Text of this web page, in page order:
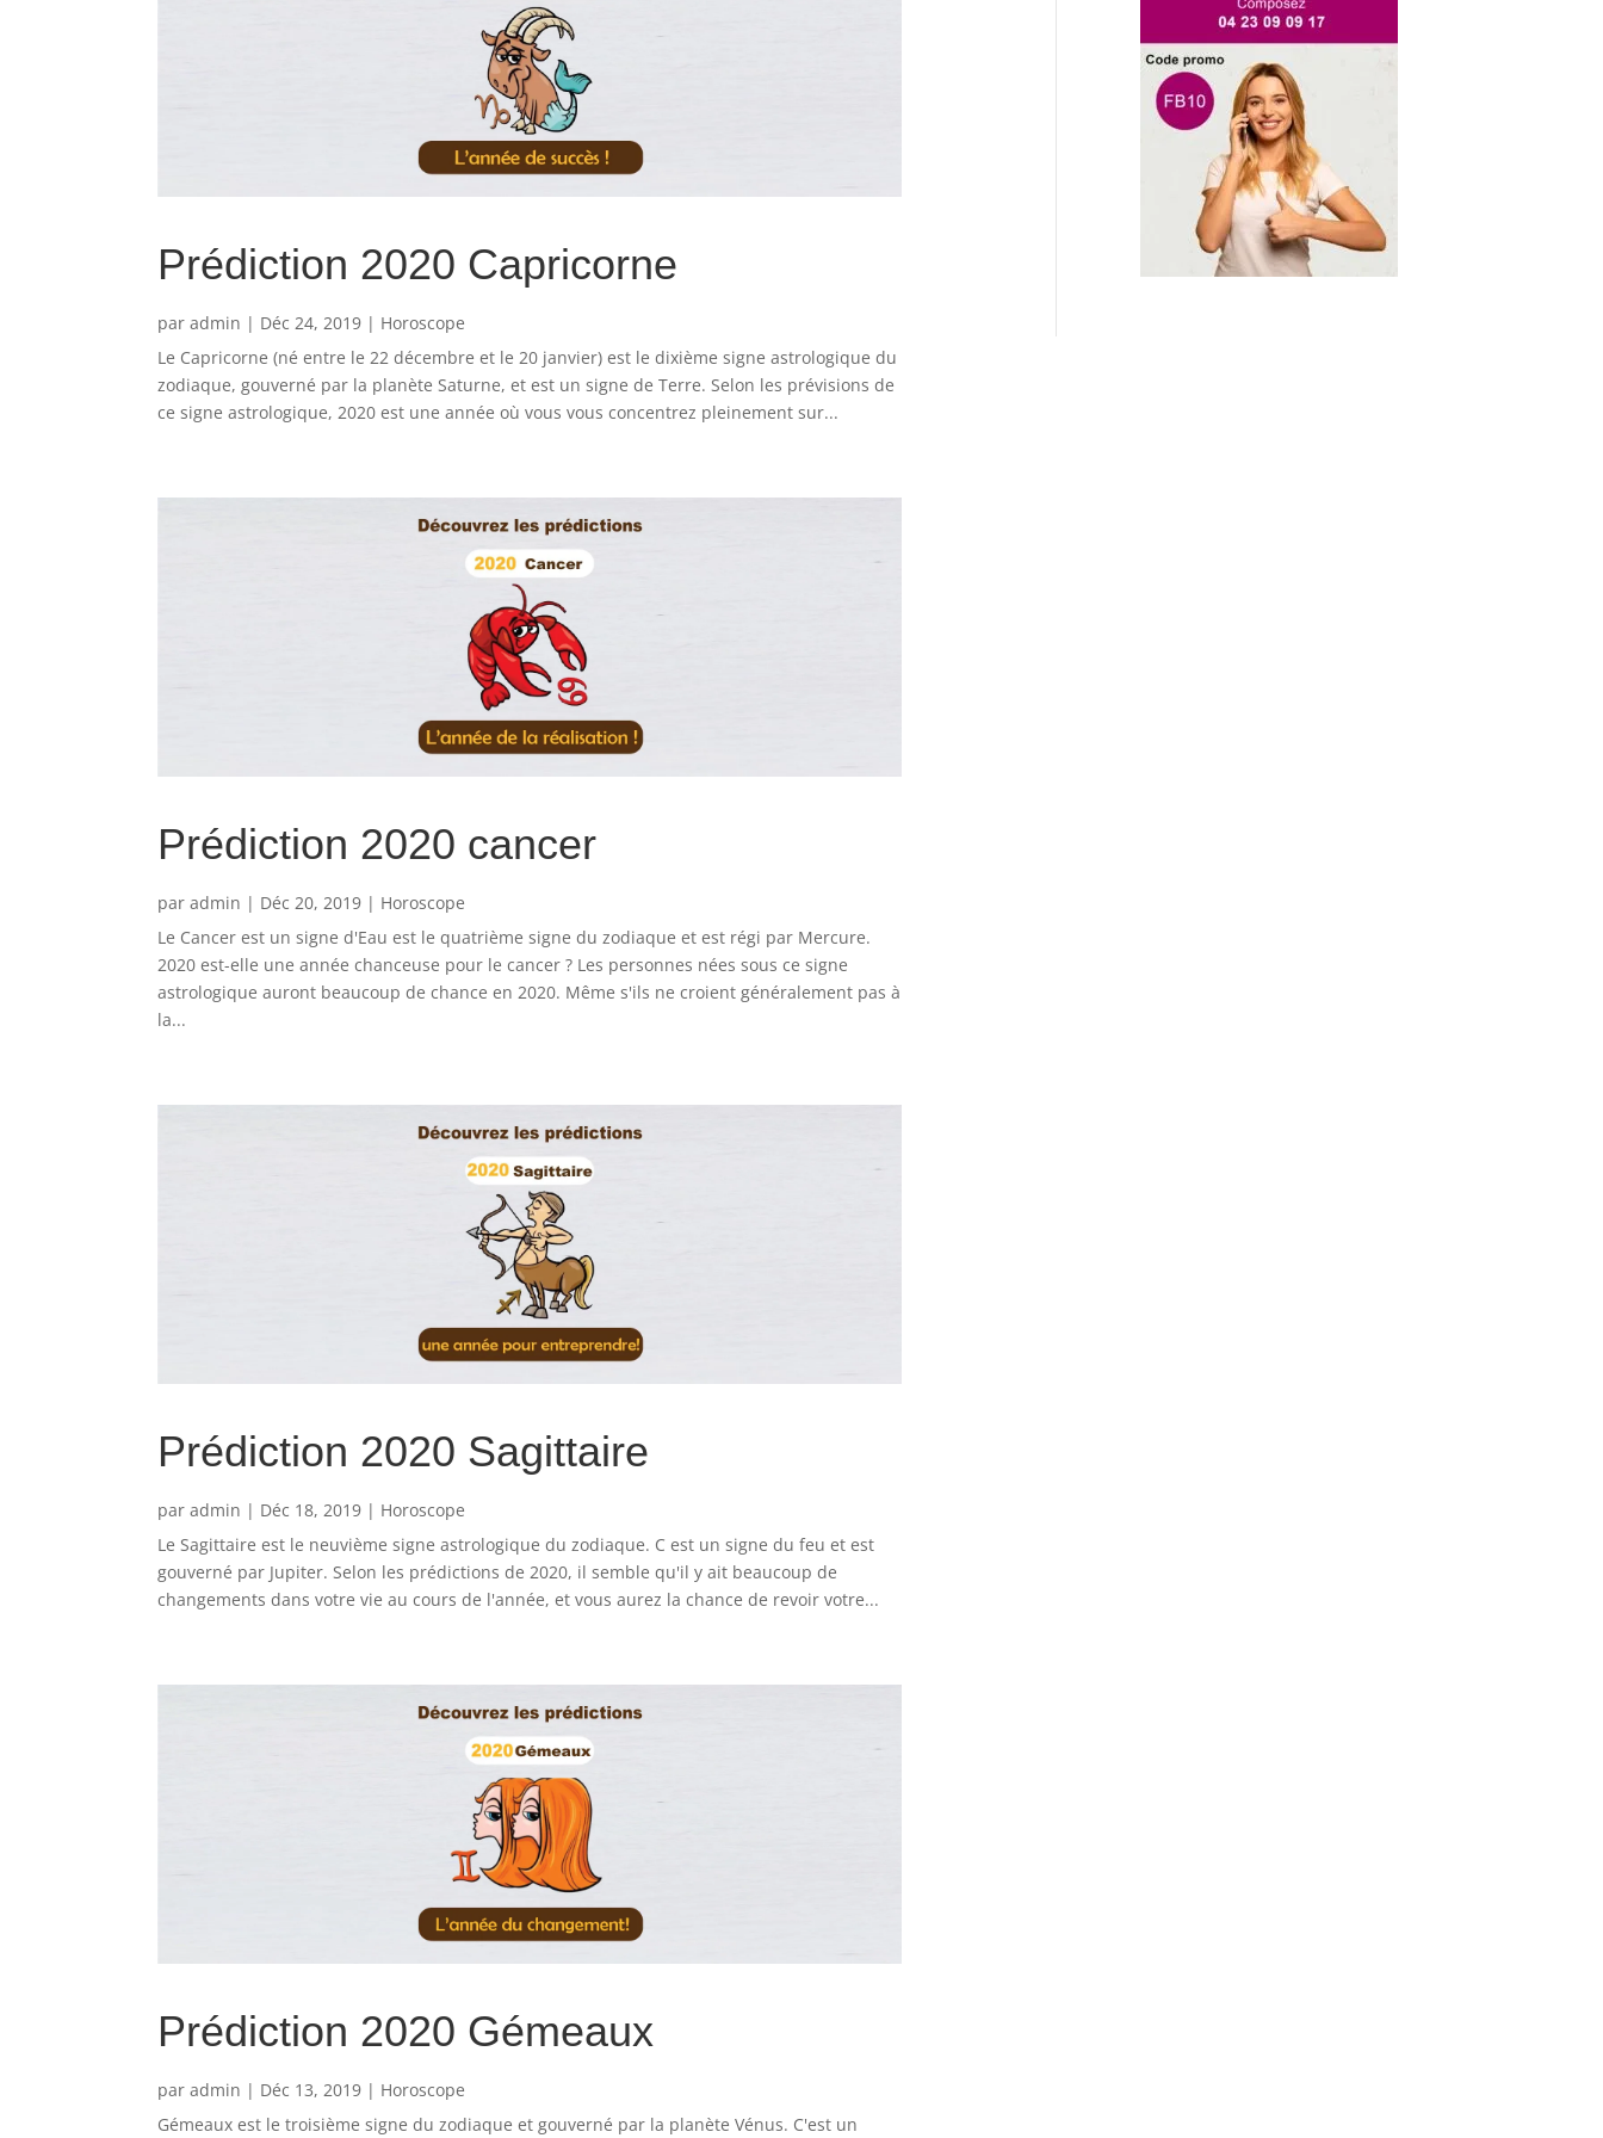
Prédiction 2020 Capricorne
par admin | Déc 24, 2019 | Horoscope
Le Capricorne (né entre le 22 décembre et le 20 janvier) est le dixième signe astrologique du
zodiaque, gouverné par la planète Saturne, et est un signe de Terre. Selon les prévisions de
ce signe astrologique, 2020 est une année où vous vous concentrez pleinement sur...
Prédiction 2020 cancer
par admin | Déc 20, 2019 | Horoscope
Le Cancer est un signe d'Eau est le quatrième signe du zodiaque et est régi par Mercure.
2020 est-elle une année chanceuse pour le cancer ? Les personnes nées sous ce signe
astrologique auront beaucoup de chance en 2020. Même s'ils ne croient généralement pas à
la...
Prédiction 2020 Sagittaire
par admin | Déc 18, 2019 | Horoscope
Le Sagittaire est le neuvième signe astrologique du zodiaque. C est un signe du feu et est
gouverné par Jupiter. Selon les prédictions de 2020, il semble qu'il y ait beaucoup de
changements dans votre vie au cours de l'année, et vous aurez la chance de revoir votre...
Prédiction 2020 Gémeaux
par admin | Déc 13, 2019 | Horoscope
Gémeaux est le troisième signe du zodiaque et gouverné par la planète Vénus. C'est un